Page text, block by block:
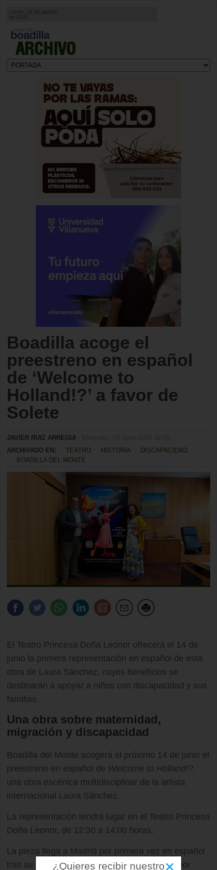
ARCHIVO
Lunes, 10 de agosto
Boadilla acoge el
preestreno en español
de ‘Welcome to
Holland!?’ a favor de
Solete
JAVIER RUIZ ARREGUI
ARCHIVADO EN:
TEATRO HISTORIA
DISCAPACIDAD
BOADILLA DEL MONTE
El Teatro Princesa Doña Leonor ofrecerá el 14 de
junio la primera representación en español de esta
obra de Laura Sánchez, cuyos beneficios se
destinarán a apoyar a niños con discapacidad y sus
familias.
Una obra sobre maternidad,
migración y discapacidad
Boadilla del Monte acogerá el próximo 14 de junio el
preestreno en español de Welcome to Holland!?,
una obra escénica multidisciplinar de la artista
internacional Laura Sánchez.
La representación tendrá lugar en el Teatro Princesa
Doña Leonor, de 12:30 a 14:00 horas.
La pieza llega a Madrid por primera vez en español
tras su estreno en Boston en 2024 y su gira por
×
¿Quieres recibir nuestro